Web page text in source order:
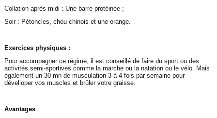
Collation après-midi : Une barre protéinée ;
Soir : Pétoncles, chou chinois et une orange.
Exercices physiques :
Pour accompagner ce régime, il est conseillé de faire du sport ou des
activités semi-sportives comme la marche ou la natation ou le vélo. Mais
également un 30 mn de musculation 3 à 4 fois par semaine pour
dévelloper vos muscles et brûler votre graisse.
Avantages